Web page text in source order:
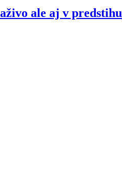
ale aj v predstihu